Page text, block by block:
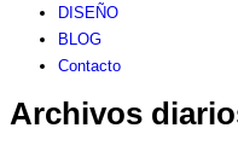
DISEÑO
BLOG
Contacto
Archivos